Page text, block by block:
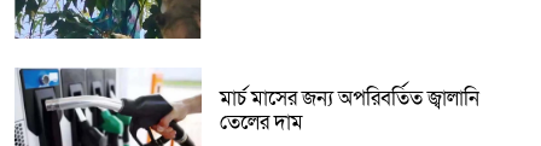
মার্চ মাসের জন্য অপরিবর্তিত জ্বালানি
তেলের দাম